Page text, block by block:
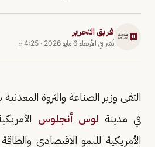
فريق التحرير
نُشر في الأربعاء 6 مايو 2026 · 4:25 م
التقى وزير الصناعة والثروة
في مدينة لوس أنجلوس
الأمريكية للنمو الاقتصادي